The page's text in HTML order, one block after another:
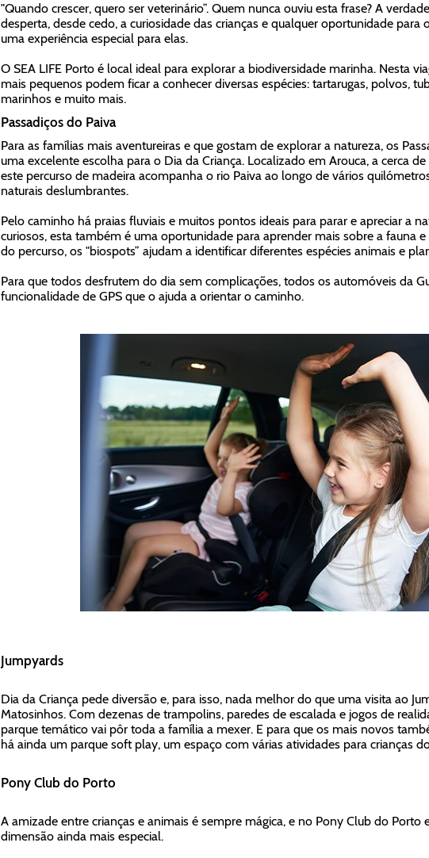
"Quando crescer, quero ser veterinário”. Quem nunca ouviu esta frase? A
desperta, desde cedo, a curiosidade das crianças e qualquer oportunidade para
uma experiência especial para elas.
O SEA LIFE Porto é local ideal para explorar a biodiversidade marinha. Nesta
mais pequenos podem ficar a conhecer diversas espécies: tartarugas, polvos,
marinhos e muito mais.
Passadiços do Paiva
Para as famílias mais aventureiras e que gostam de explorar a natureza, os
uma excelente escolha para o Dia da Criança. Localizado em Arouca, a cerca
este percurso de madeira acompanha o rio Paiva ao longo de vários
naturais deslumbrantes.
Pelo caminho há praias fluviais e muitos pontos ideais para parar e apreciar a
curiosos, esta também é uma oportunidade para aprender mais sobre a fauna
do percurso, os "biospots” ajudam a identificar diferentes espécies animais e
Para que todos desfrutem do dia sem complicações, todos os automóveis da
funcionalidade de GPS que o ajuda a orientar o caminho.
Jumpyards
Dia da Criança pede diversão e, para isso, nada melhor do que uma visita ao
Matosinhos. Com dezenas de trampolins, paredes de escalada e jogos de
parque temático vai pôr toda a família a mexer. E para que os mais novos
há ainda um parque soft play, um espaço com várias atividades para crianças
Pony Club do Porto
A amizade entre crianças e animais é sempre mágica, e no Pony Club do Porto
dimensão ainda mais especial.